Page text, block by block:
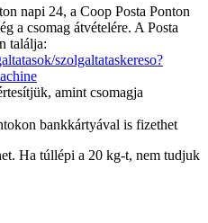
napi 24, a Coop Posta Ponton
a csomag átvételére. A Posta
találja:
szolgaltataskereso?
amint csomagja
bankkártyával is fizethet
Ha túllépi a 20 kg-t, nem tudjuk